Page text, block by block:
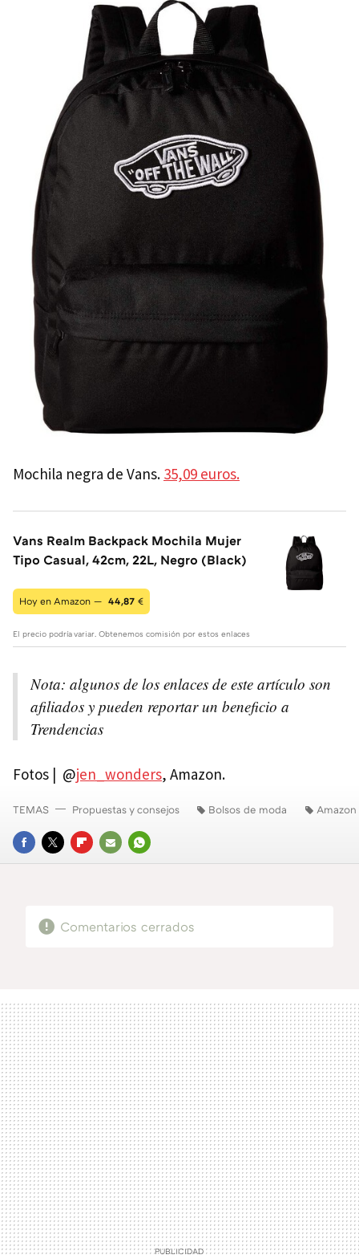
Mochila negra de Vans. 35,09 euros.
Vans Realm Backpack Mochila Mujer
Tipo Casual, 42cm, 22L, Negro (Black)
Hoy en Amazon — 44,87 €
El precio podría variar. Obtenemos comisión por estos enlaces
Nota: algunos de los enlaces de este artículo son
afiliados y pueden reportar un beneficio a
Trendencias
Fotos | @jen_wonders, Amazon.
FACEBOOK
TWITTERFLIPBOARD
E-
WHATSAPP
TEMAS Propuestas y consejos Bolsos de moda Amazon
Comentarios cerrados